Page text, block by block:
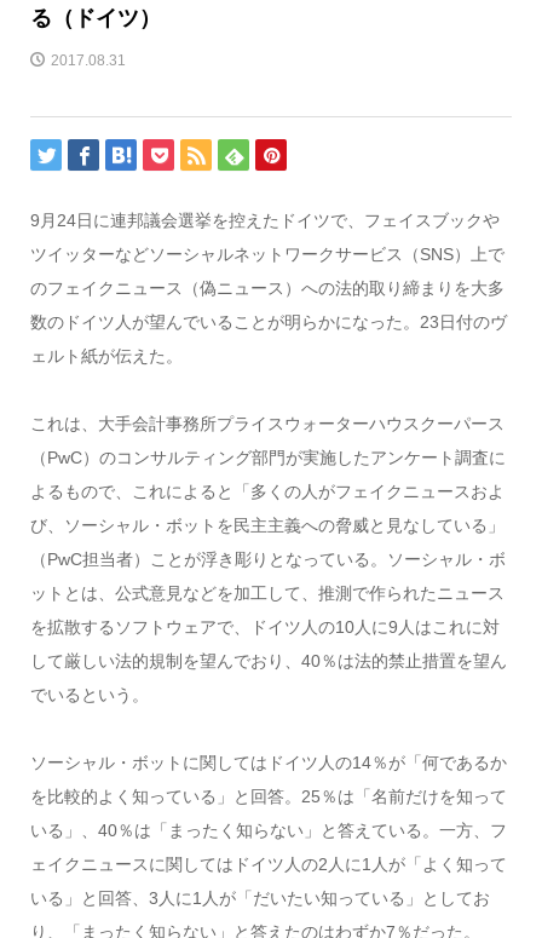
る（ドイツ）
2017.08.31
9月24日に連邦議会選挙を控えたドイツで、フェイスブックや
ツイッターなどソーシャルネットワークサービス（SNS）上で
のフェイクニュース（偽ニュース）への法的取り締まりを大多
数のドイツ人が望んでいることが明らかになった。23日付のヴ
ェルト紙が伝えた。
これは、大手会計事務所プライスウォーターハウスクーパース
（PwC）のコンサルティング部門が実施したアンケート調査に
よるもので、これによると「多くの人がフェイクニュースおよ
び、ソーシャル・ボットを民主主義への脅威と見なしている」
（PwC担当者）ことが浮き彫りとなっている。ソーシャル・ボ
ットとは、公式意見などを加工して、推測で作られたニュース
を拡散するソフトウェアで、ドイツ人の10人に9人はこれに対
して厳しい法的規制を望んでおり、40％は法的禁止措置を望ん
でいるという。
ソーシャル・ボットに関してはドイツ人の14％が「何であるか
を比較的よく知っている」と回答。25％は「名前だけを知って
いる」、40％は「まったく知らない」と答えている。一方、フ
ェイクニュースに関してはドイツ人の2人に1人が「よく知って
いる」と回答、3人に1人が「だいたい知っている」としてお
り、「まったく知らない」と答えたのはわずか7％だった。